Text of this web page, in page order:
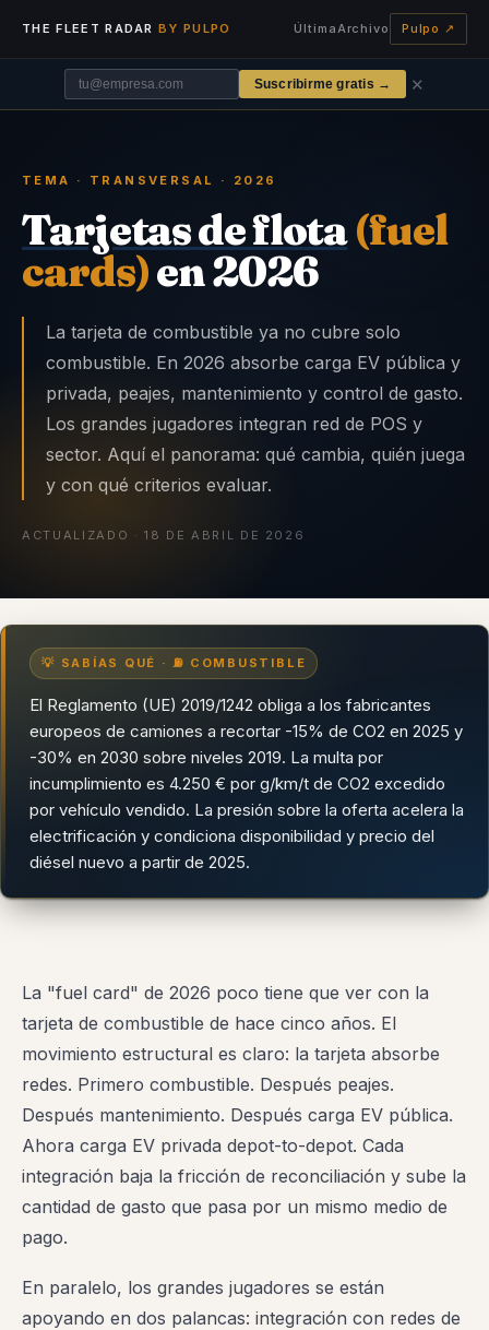
THE FLEET RADARBY PULPO ÚltimaArchivo Pulpo ↗
Suscribirme gratis → ✕
TEMA · TRANSVERSAL · 2026
Tarjetas de flota(fuel
cards)en 2026
La tarjeta de combustible ya no cubre solo
combustible. En 2026 absorbe carga EV pública y
privada, peajes, mantenimiento y control de gasto.
Los grandes jugadores integran red de POS y
sector. Aquí el panorama: qué cambia, quién juega
y con qué criterios evaluar.
ACTUALIZADO · 18 DE ABRIL DE 2026
💡 SABÍAS QUÉ · ⛽ COMBUSTIBLE
El Reglamento (UE) 2019/1242 obliga a los fabricantes
europeos de camiones a recortar -15% de CO2 en 2025 y
-30% en 2030 sobre niveles 2019. La multa por
incumplimiento es 4.250 € por g/km/t de CO2 excedido
por vehículo vendido. La presión sobre la oferta acelera la
electrificación y condiciona disponibilidad y precio del
diésel nuevo a partir de 2025.
La "fuel card" de 2026 poco tiene que ver con la
tarjeta de combustible de hace cinco años. El
movimiento estructural es claro: la tarjeta absorbe
redes. Primero combustible. Después peajes.
Después mantenimiento. Después carga EV pública.
Ahora carga EV privada depot-to-depot. Cada
integración baja la fricción de reconciliación y sube la
cantidad de gasto que pasa por un mismo medio de
pago.
En paralelo, los grandes jugadores se están
apoyando en dos palancas: integración con redes de